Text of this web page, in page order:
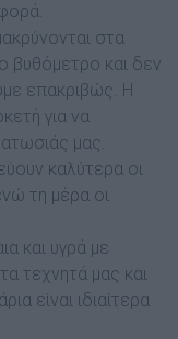
στα
βυθόμετρο και δεν
επακριβώς. Η
για να
μας.
καλύτερα οι
τη μέρα οι
και υγρά με
τεχνητά μας και
είναι ιδιαίτερα